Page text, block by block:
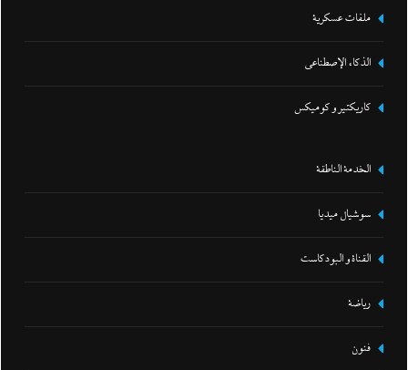
ملفات عسكرية
الذكاء الإصطناعي
كاريكتير و كوميكس
الخدمة الناطقة
سوشيال ميديا
القناة و البودكاست
رياضة
فنون